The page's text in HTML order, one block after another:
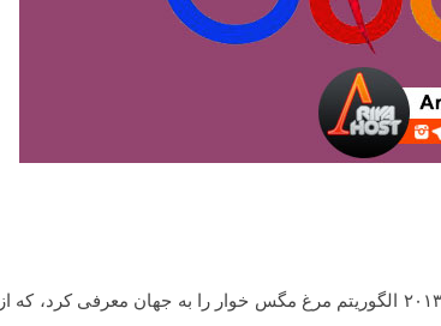
گوگل بطور منظم تغییراتی را در الگوریتم های خود ایجاد میکند. در سال ۲۰۱۳ الگوریتم مرغ مگس خوار را به جهان